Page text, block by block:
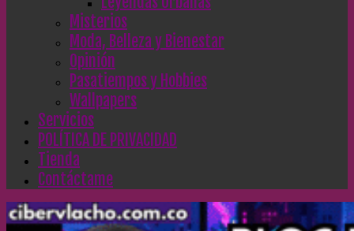
Misterios
Moda, Belleza y Bienestar
Opinión
Pasatiempos y Hobbies
Wallpapers
Servicios
POLÍTICA DE PRIVACIDAD
Tienda
Contáctame